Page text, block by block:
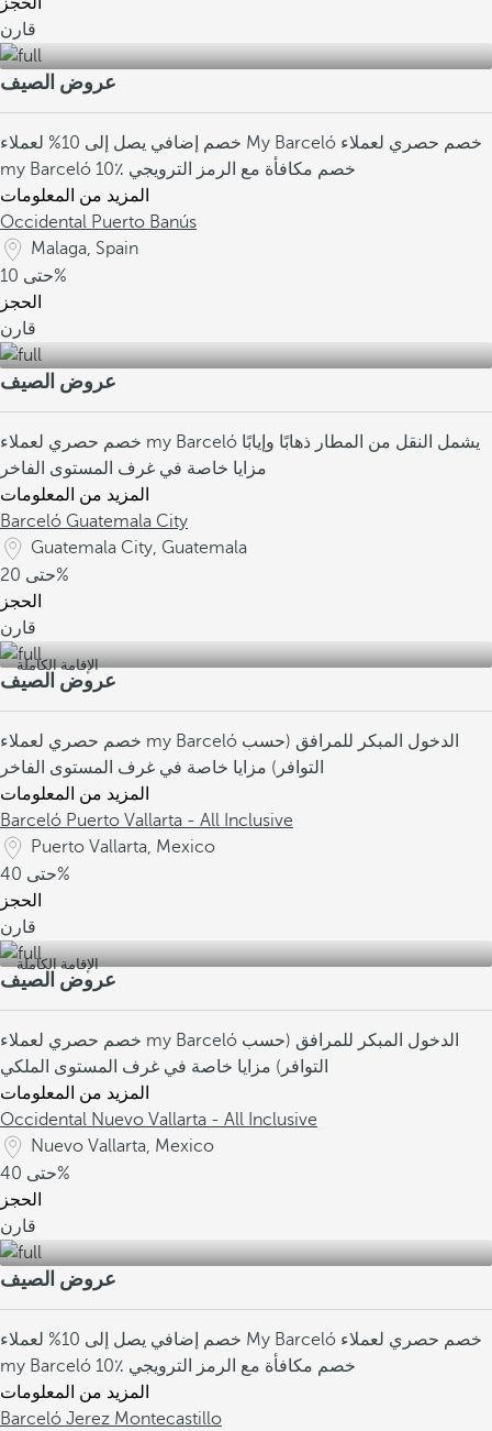
قارن
عروض الصيف
خصم إضافي يصل إلى 10% لعملاء My Barceló خصم حصري لعملاء
my Barceló
10٪ خصم مكافأة مع الرمز الترويجي
المزيد من المعلومات
Occidental Puerto Banús
Malaga, Spain
حتى10%
الحجز
قارن
عروض الصيف
خصم حصري لعملاء my Barceló يشمل النقل من المطار ذهابًا وإيابًا
مزايا خاصة في غرف المستوى الفاخر
المزيد من المعلومات
Barceló Guatemala City
Guatemala City, Guatemala
حتى20%
الحجز
قارن
الإقامة الكاملة
عروض الصيف
خصم حصري لعملاء my Barceló الدخول المبكر للمرافق (حسب
التوافر) مزايا خاصة في غرف المستوى الفاخر
المزيد من المعلومات
Barceló Puerto Vallarta - All Inclusive
Puerto Vallarta, Mexico
حتى40%
الحجز
قارن
الإقامة الكاملة
عروض الصيف
خصم حصري لعملاء my Barceló الدخول المبكر للمرافق (حسب
التوافر) مزايا خاصة في غرف المستوى الملكي
المزيد من المعلومات
Occidental Nuevo Vallarta - All Inclusive
Nuevo Vallarta, Mexico
حتى40%
الحجز
قارن
عروض الصيف
خصم إضافي يصل إلى 10% لعملاء My Barceló خصم حصري لعملاء
my Barceló
10٪ خصم مكافأة مع الرمز الترويجي
المزيد من المعلومات
Barceló Jerez Montecastillo